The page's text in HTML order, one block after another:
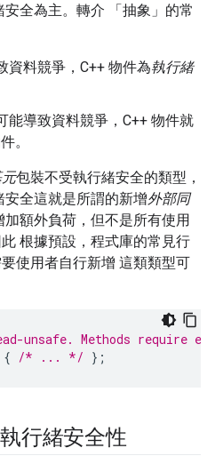
全為主。轉介 「抽象」 的常
資料競爭，C++ 物件為執行緒
能導致資料競爭，C++ 物件就
。
包裝不受執行緒安全的類型，
全這就是所謂的新增外部同
額外負荷，但不是所有使用
根據預設，程式庫的常見行
使用者自行新增 這類類型可
unsafe. Methods require
{ /* ... */ };
行緒安全性